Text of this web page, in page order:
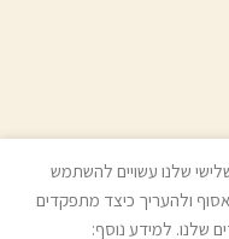
שלנו עשויים להשתמש
לאסוף ולהעריך כיצד מתפקדים
שלנו. למידע נוסף: